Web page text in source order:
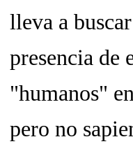
lleva a
presencia de
"humanos"
pero no